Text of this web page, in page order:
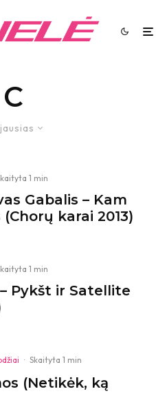
C
1 min
Gabalis – Kam
karai 2013)
1 min
Pykšt ir Satellite
· Skaityta 1 min
(Netikėk, ką